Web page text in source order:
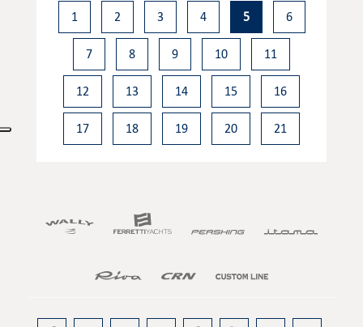
1 2 3 4 5 6
7 8 9 10 11
12 13 14 15 16
17 18 19 20 21